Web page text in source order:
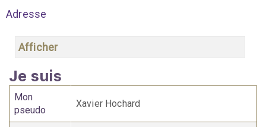
Adresse
Afficher
Je suis
Mon
pseudo
Xavier Hochard